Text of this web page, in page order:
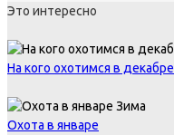
Это интересно
На кого охотимся в декабре
Зима
Охота в январе